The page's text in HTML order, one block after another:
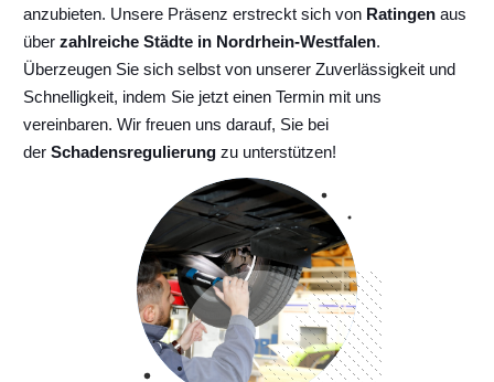
anzubieten. Unsere Präsenz erstreckt sich von Ratingen aus
über zahlreiche Städte in Nordrhein-Westfalen.
Überzeugen Sie sich selbst von unserer Zuverlässigkeit und
Schnelligkeit, indem Sie jetzt einen Termin mit uns
vereinbaren. Wir freuen uns darauf, Sie bei
der Schadensregulierung zu unterstützen!